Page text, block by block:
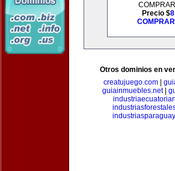
Precio $
Otros dominios en
creatujuego.com|
guiainmuebles.net|